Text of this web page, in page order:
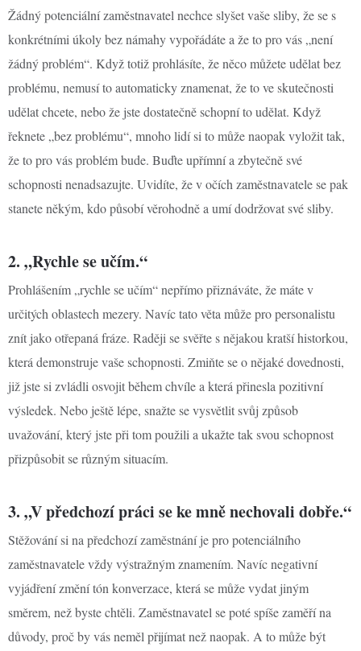
Žádný potenciální zaměstnavatel nechce slyšet vaše sliby, že se s
konkrétními úkoly bez námahy vypořádáte a že to pro vás „není
žádný problém“. Když totiž prohlásíte, že něco můžete udělat bez
problému, nemusí to automaticky znamenat, že to ve skutečnosti
udělat chcete, nebo že jste dostatečně schopní to udělat. Když
řeknete „bez problému“, mnoho lidí si to může naopak vyložit tak,
že to pro vás problém bude. Buďte upřímní a zbytečně své
schopnosti nenadsazujte. Uvidíte, že v očích zaměstnavatele se pak
stanete někým, kdo působí věrohodně a umí dodržovat své sliby.
2. „Rychle se učím.“
Prohlášením „rychle se učím“ nepřímo přiznáváte, že máte v
určitých oblastech mezery. Navíc tato věta může pro personalistu
znít jako otřepaná fráze. Raději se svěřte s nějakou kratší historkou,
která demonstruje vaše schopnosti. Zmiňte se o nějaké dovednosti,
již jste si zvládli osvojit během chvíle a která přinesla pozitivní
výsledek. Nebo ještě lépe, snažte se vysvětlit svůj způsob
uvažování, který jste při tom použili a ukažte tak svou schopnost
přizpůsobit se různým situacím.
3. „V předchozí práci se ke mně nechovali dobře.“
Stěžování si na předchozí zaměstnání je pro potenciálního
zaměstnavatele vždy výstražným znamením. Navíc negativní
vyjádření změní tón konverzace, která se může vydat jiným
směrem, než byste chtěli. Zaměstnavatel se poté spíše zaměří na
důvody, proč by vás neměl přijímat než naopak. A to může být